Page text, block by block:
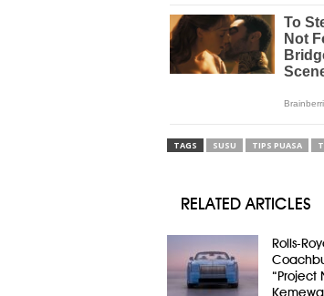
TAGS SUSU TIPS PUASA
RELATED ARTICLES
Rolls-
“Project